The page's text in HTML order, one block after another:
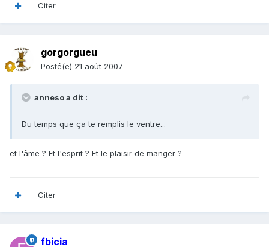
Citer
gorgorgueu
Posté(e) 21 août 2007
anneso a dit :
Du temps que ça te remplis le ventre...
et l'âme ? Et l'esprit ? Et le plaisir de manger ?
Citer
fbicia